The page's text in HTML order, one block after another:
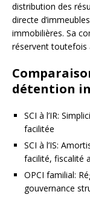
distribution des
directe
immobilières. Sa
réservent toutefois
détention
SCI à l’IR:
facilitée
SCI à l’IS:
facilité, fiscalité
OPCI familial:
gouvernance